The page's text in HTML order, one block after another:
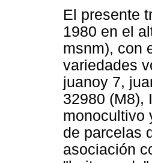
El presente
1980 en el
msnm), con
variedades
juanoy 7,
32980 (M8),
monocultivo
de parcelas
asociación